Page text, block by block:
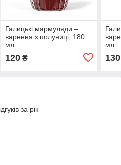
Галицькі мармуляди –
варення з полуниці, 180
мл
120₴
мл
130
за рік